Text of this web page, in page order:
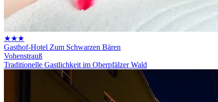
★★★
Gasthof-Hotel Zum Schwarzen Bären
Vohenstrauß
Traditionelle Gastlichkeit im Oberpfälzer Wald